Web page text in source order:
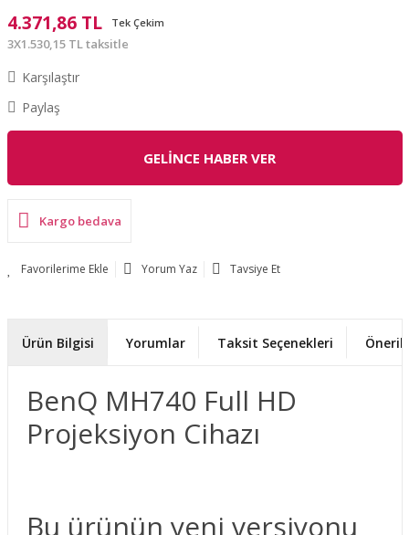
4.371,86 TL Tek Çekim
3X1.530,15 TL taksitle
Karşılaştır
Paylaş
GELİNCE HABER VER
Kargo bedava
Yorum Yaz Tavsiye Et
Ürün Bilgisi Yorumlar Taksit Seçenekleri
BenQ MH740 Full HD
Projeksiyon Cihazı
Bu ürünün yeni versiyonu